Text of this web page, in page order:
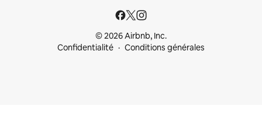
© 2026 Airbnb, Inc.
Confidentialité
Conditions générales